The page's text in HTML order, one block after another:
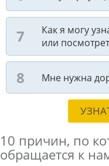
Как я могу
или
Мне нужна
10 причин, по
обращается к